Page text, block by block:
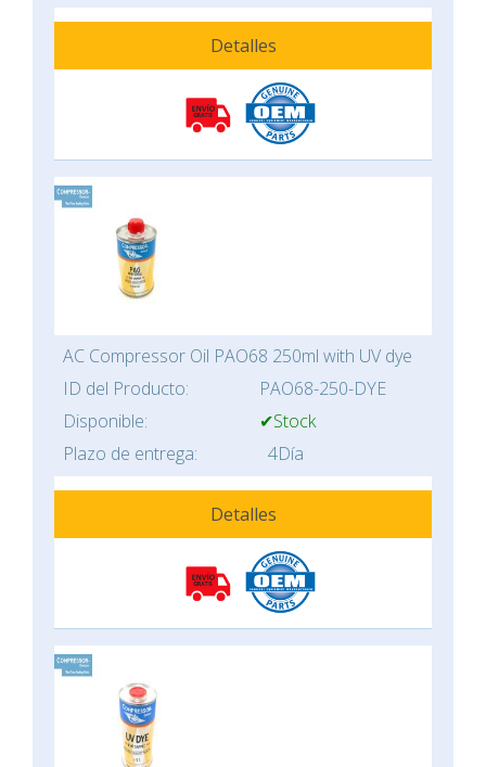
Detalles
AC Compressor Oil PAO68 250ml with UV dye
ID del Producto:
PAO68-250-DYE
Disponible:
✔Stock
Plazo de entrega:
4Día
Detalles